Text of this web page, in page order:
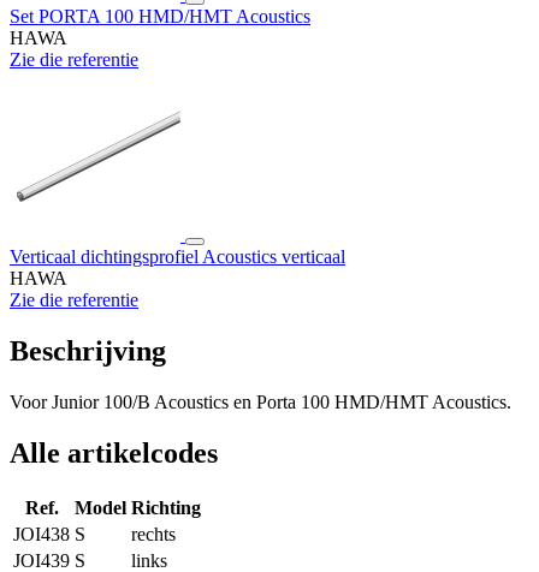
Set PORTA 100 HMD/HMT Acoustics
HAWA
Zie die referentie
Verticaal dichtingsprofiel Acoustics verticaal
HAWA
Zie die referentie
Beschrijving
Voor Junior 100/B Acoustics en Porta 100 HMD/HMT Acoustics.
Alle artikelcodes
Ref. Model Richting
JOI438 S
rechts
JOI439 S
links